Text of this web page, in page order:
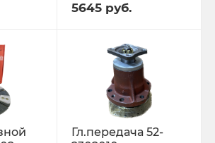
5645 руб.
Гл.передача 52-